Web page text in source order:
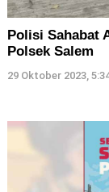
Polisi Sahabat
Polsek Salem
29 Oktober 2023,